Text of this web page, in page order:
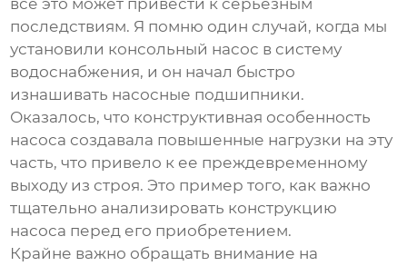
все это может привести к серьезным
последствиям. Я помню один случай, когда мы
установили консольный насос в систему
водоснабжения, и он начал быстро
изнашивать насосные подшипники.
Оказалось, что конструктивная особенность
насоса создавала повышенные нагрузки на эту
часть, что привело к ее преждевременному
выходу из строя. Это пример того, как важно
тщательно анализировать конструкцию
насоса перед его приобретением.
Крайне важно обращать внимание на